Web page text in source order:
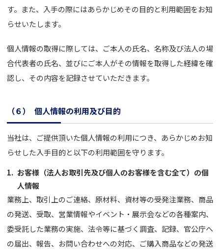
す。また、入手の際にはあらかじめその目的と利用範囲をお知
らせいたします。
個人情報の取得に際しては、ご本人の氏名、名称及び法人の場
合代表者の氏名、並びにご本人がその情報を取得した経緯を確
認し、その内容を記録させていただきます。
（６） 個人情報の利用及び目的
当社は、ご提供頂いた個人情報の利用につき、あらかじめお知
らせした入手目的と以下の利用範囲を守ります。
1. お客様（法人お取引先及び個人のお客様を含む全て）の個
人情報
業務上、取引上のご連絡、原材料、資材等の受発注業務、商品
の発送、受取、営業情報やイベント・展示会などの各種案内、
委受託した業務の実施、法令等に基づく調査、記録、官公庁へ
の届出、報告、お問い合わせへの対応、ご購入商品などの発送